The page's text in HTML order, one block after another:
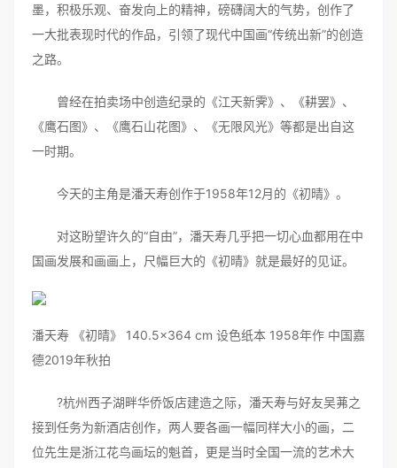
墨，积极乐观、奋发向上的精神，磅礴阔大的气势，创作了
一大批表现时代的作品，引领了现代中国画“传统出新”的创造
之路。
曾经在拍卖场中创造纪录的《江天新霁》、《耕罢》、
《鹰石图》、《鹰石山花图》、《无限风光》等都是出自这
一时期。
今天的主角是潘天寿创作于1958年12月的《初晴》。
对这盼望许久的“自由”，潘天寿几乎把一切心血都用在中
国画发展和画画上，尺幅巨大的《初晴》就是最好的见证。
潘天寿 《初晴》 140.5×364 cm 设色纸本 1958年作 中国嘉
德2019年秋拍
?杭州西子湖畔华侨饭店建造之际，潘天寿与好友吴茀之
接到任务为新酒店创作，两人要各画一幅同样大小的画，二
位先生是浙江花鸟画坛的魁首，更是当时全国一流的艺术大